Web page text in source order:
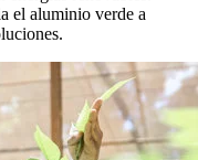
el aluminio verde a